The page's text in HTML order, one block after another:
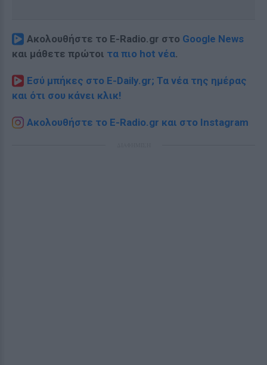
Ακολουθήστε το E-Radio.gr στο Google News
και μάθετε πρώτοι τα πιο hot νέα.
Εσύ μπήκες στο E-Daily.gr; Τα νέα της ημέρας
και ότι σου κάνει κλικ!
Ακολουθήστε το E-Radio.gr και στο Instagram